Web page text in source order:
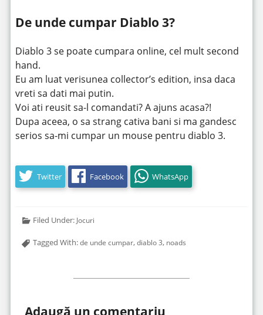
De unde cumpar Diablo 3?
Diablo 3 se poate cumpara online, cel mult second
hand.
Eu am luat verisunea collector’s edition, insa daca
vreti sa dati mai putin.
Voi ati reusit sa-l comandati? A ajuns acasa?!
Dupa aceea, o sa strang cativa bani si ma gandesc
serios sa-mi cumpar un mouse pentru diablo 3.
Twitter Facebook WhatsApp
Filed Under: Jocuri
Tagged With:de unde cumpar,diablo 3, noads
Adaugă un comentariu